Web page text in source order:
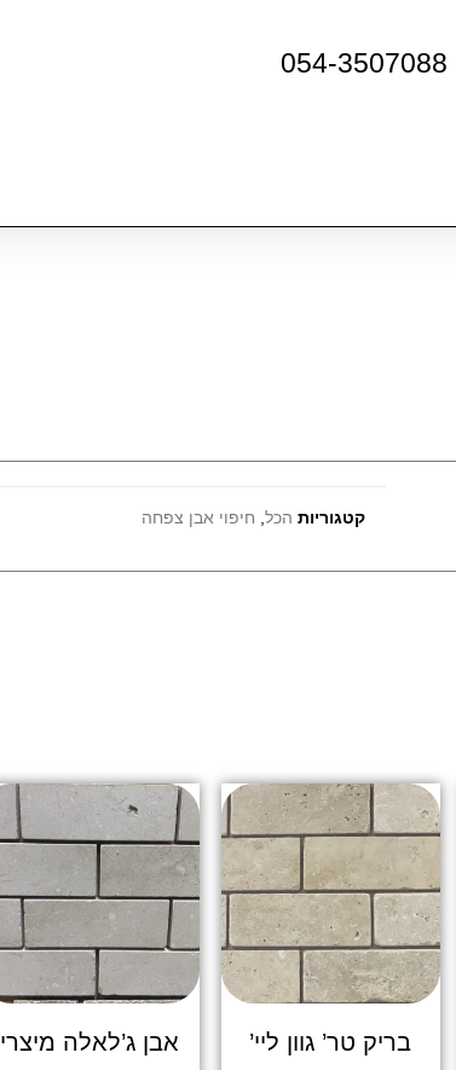
054-3507088
קטגוריות הכל, חיפוי אבן צפחה
בריק טר’ גוון ליי’ אבן ג’לאלה מיצרי